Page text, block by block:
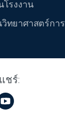
โรงงาน
ทยาศาสตร์การ
ชร์: